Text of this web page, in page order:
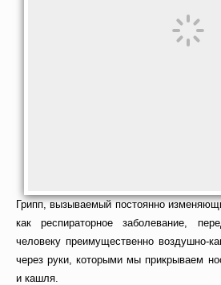
Грипп, вызываемый постоянно
как респираторное заболевание,
человеку преимущественно воздушно-
через руки, которыми мы прикрываем
и кашля.